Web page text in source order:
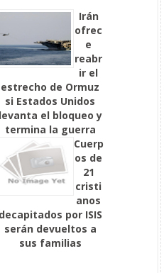
Irán
ofrec
e
reabr
ir el
estrecho de Ormuz
si Estados Unidos
levanta el bloqueo y
termina la guerra
Cuerp
os de
21
cristi
anos
decapitados por ISIS
serán devueltos a
sus familias